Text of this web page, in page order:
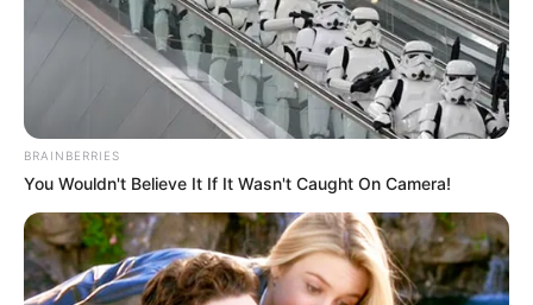
BRAINBERRIES
You Wouldn't Believe It If It Wasn't Caught On Camera!